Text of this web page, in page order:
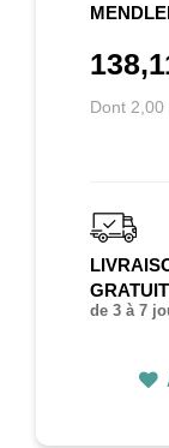
Dont
de 3 à 7